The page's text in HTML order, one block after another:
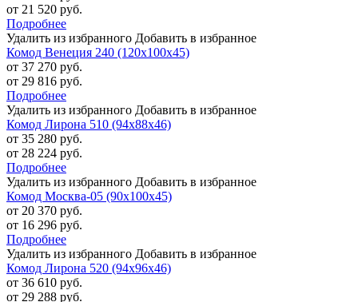
от 21 520 руб.
Подробнее
Удалить из избранного Добавить в избранное
Комод Венеция 240 (120х100х45)
от 37 270 руб.
от 29 816 руб.
Подробнее
Удалить из избранного Добавить в избранное
Комод Лирона 510 (94х88х46)
от 35 280 руб.
от 28 224 руб.
Подробнее
Удалить из избранного Добавить в избранное
Комод Москва-05 (90х100х45)
от 20 370 руб.
от 16 296 руб.
Подробнее
Удалить из избранного Добавить в избранное
Комод Лирона 520 (94х96х46)
от 36 610 руб.
от 29 288 руб.